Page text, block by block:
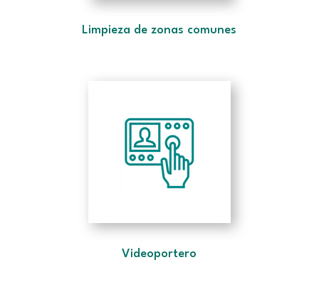
Limpieza de zonas comunes
Videoportero